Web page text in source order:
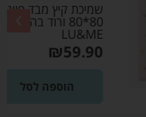
שמיכת קיץ מבד פוינטל
80*80 ורוד בהיר –
LU&ME
₪59.90
הוספה לסל